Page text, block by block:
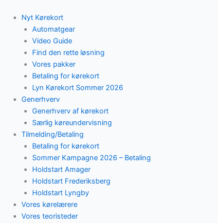
content
Nyt Kørekort
Automatgear
Video Guide
Find den rette løsning
Vores pakker
Betaling for kørekort
Lyn Kørekort Sommer 2026
Generhverv
Generhverv af kørekort
Særlig køreundervisning
Tilmelding/Betaling
Betaling for kørekort
Sommer Kampagne 2026 – Betaling
Holdstart Amager
Holdstart Frederiksberg
Holdstart Lyngby
Vores kørelærere
Vores teoristeder